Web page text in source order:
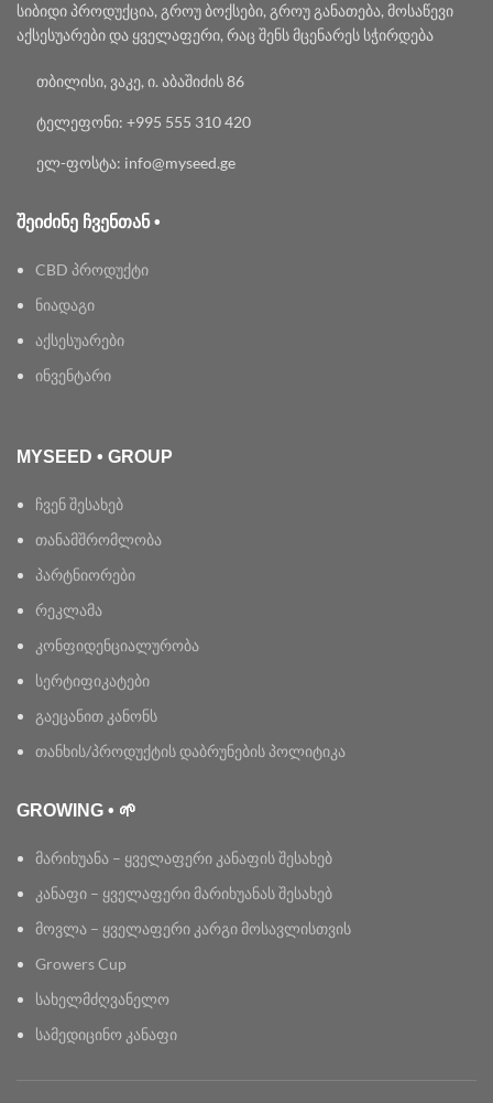
სიბიდი პროდუქცია, გროუ ბოქსები, გროუ განათება, მოსაწევი
აქსესუარები და ყველაფერი, რაც შენს მცენარეს სჭირდება
თბილისი, ვაკე, ი. აბაშიძის 86
ტელეფონი: +995 555 310 420
ელ-ფოსტა: info@myseed.ge
ᲨᲔᲘᲫᲘᲜᲔ ᲩᲕᲔᲜᲗᲐᲜ •
CBD პროდუქტი
ნიადაგი
აქსესუარები
ინვენტარი
MYSEED • GROUP
ჩვენ შესახებ
თანამშრომლობა
პარტნიორები
რეკლამა
კონფიდენციალურობა
სერტიფიკატები
გაეცანით კანონს
თანხის/პროდუქტის დაბრუნების პოლიტიკა
GROWING • 🌱
მარიხუანა – ყველაფერი კანაფის შესახებ
კანაფი – ყველაფერი მარიხუანას შესახებ
მოვლა – ყველაფერი კარგი მოსავლისთვის
Growers Cup
სახელმძღვანელო
სამედიცინო კანაფი